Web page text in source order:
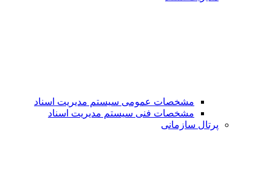
مشخصات عمومی سیستم مدیریت اسناد
مشخصات فنی سیستم مدیریت اسناد
پرتال سازمانی